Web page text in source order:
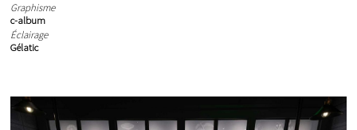
Graphisme
c-album
Éclairage
Gélatic